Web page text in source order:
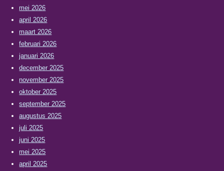
mei 2026
april 2026
maart 2026
februari 2026
januari 2026
december 2025
november 2025
oktober 2025
september 2025
augustus 2025
juli 2025
juni 2025
mei 2025
april 2025